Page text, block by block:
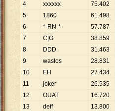
4
xxxxxx 75.402
5
1860 61.498
6
*-RN-* 57.787
7
C|G 38.859
8
DDD 31.463
9
waslos 28.831
10
EH 27.434
11
joker 26.535
12
OUAT 16.720
13
deff 13.800